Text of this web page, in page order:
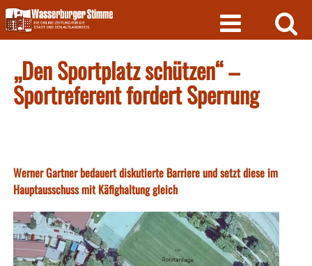
Skip
to
content
„Den Sportplatz schützen“ –
Sportreferent fordert Sperrung
Werner Gartner bedauert diskutierte Barriere und setzt diese im
Hauptausschuss mit Käfighaltung gleich